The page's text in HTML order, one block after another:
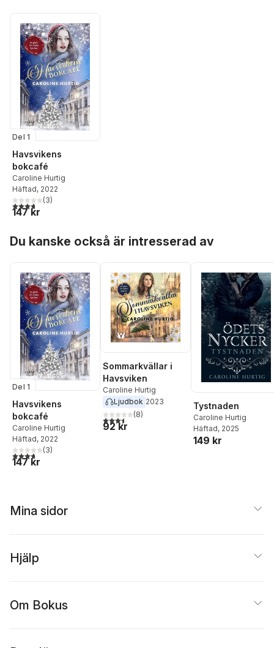
Del 1
Havsvikens
bokcafé
Caroline Hurtig
Häftad, 2022
3,7utav 5 stjärnor. Totalt antal röster:
(3)
147 kr
Du kanske också är intresserad av
Del 1
Havsvikens
bokcafé
Caroline Hurtig
Häftad, 2022
3,7utav 5 stjärnor. Totalt antal röster:
(3)
147 kr
Sommarkvällar i
Havsviken
Caroline Hurtig
Ljudbok 2023
3,5utav 5 stjärnor. Totalt antal röster:
(8)
92 kr
Tystnaden
Caroline Hurtig
Häftad, 2025
149 kr
Mina sidor
Hjälp
Om Bokus